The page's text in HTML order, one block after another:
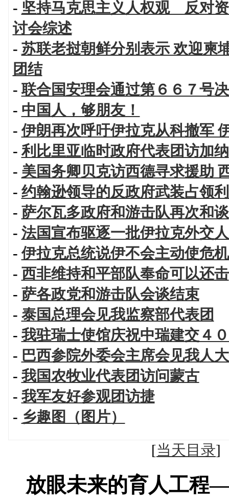
- 坚持马克思主义人权观 反对
讨会综述
- 苏联老挝朝鲜分别表示 欢迎柬
团结
-联合国安理会通过第６６７号
- 中国人，够朋友！
-伊朗再次呼吁伊拉克从科撤军
-利比里亚临时政府代表团访加纳
- 美国务卿贝克访西德寻求援助
- 约翰逊领导的反政府武装占领
- 萨尔瓦多政府和游击队再次和谈
- 法国宣布驱逐一批伊拉克外交
-伊拉克总统说伊不会主动使危
- 西非维持和平部队奉命可以还击
- 萨各政党和游击队会谈结束
- 泰国总理会见我监察部代表团
- 我驻瑞士使馆庆祝中瑞建交４
- 巴西参院外委会主席会见我人
- 我国农牧业代表团访问蒙古
- 我军友好参观团访捷
- 乡趣图（图片）
[当天目录
放眼未来的育人工程